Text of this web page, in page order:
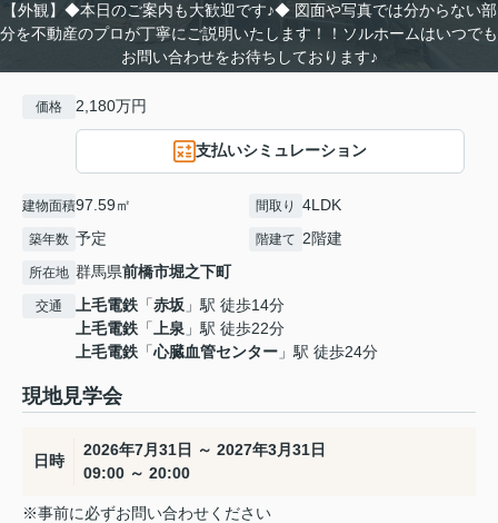
【外観】◆本日のご案内も大歓迎です♪◆ 図面や写真では分からない部
分を不動産のプロが丁寧にご説明いたします！！ソルホームはいつでも
お問い合わせをお待ちしております♪
価格 2,180万円
支払いシミュレーション
建物面積97.59㎡ 間取り 4LDK
築年数 予定 階建て 2階建
所在地 群馬県前橋市堀之下町
交通 上毛電鉄 「赤坂 」駅 徒歩14分
上毛電鉄 「 上泉 」駅 徒歩22分
上毛電鉄 「心臓血管センター 」駅 徒歩24分
現地見学会
日時
2026年7月31日 ～ 2027年3月31日
09:00 ～ 20:00
※事前に必ずお問い合わせください